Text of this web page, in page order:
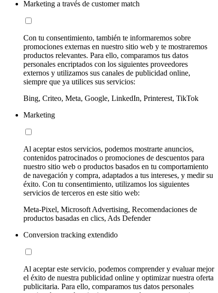
Marketing a través de customer match
Con tu consentimiento, también te informaremos sobre
promociones externas en nuestro sitio web y te mostraremos
productos relevantes. Para ello, comparamos tus datos
personales encriptados con los siguientes proveedores
externos y utilizamos sus canales de publicidad online,
siempre que ya utilices sus servicios:
Bing, Criteo, Meta, Google, LinkedIn, Printerest, TikTok
Marketing
Al aceptar estos servicios, podemos mostrarte anuncios,
contenidos patrocinados o promociones de descuentos para
nuestro sitio web o productos basados en tu comportamiento
de navegación y compra, adaptados a tus intereses, y medir su
éxito. Con tu consentimiento, utilizamos los siguientes
servicios de terceros en este sitio web:
Meta-Pixel, Microsoft Advertising, Recomendaciones de
productos basadas en clics, Ads Defender
Conversion tracking extendido
Al aceptar este servicio, podemos comprender y evaluar mejor
el éxito de nuestra publicidad online y optimizar nuestra oferta
publicitaria. Para ello, comparamos tus datos personales